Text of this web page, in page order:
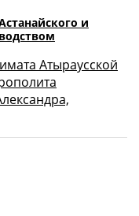
и
Атыраусской